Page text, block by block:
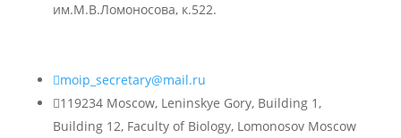
им.М.В.Ломоносова, к.522.
moip_secretary@mail.ru
119234 Moscow, Leninskye Gory, Building 1,
Building 12, Faculty of Biology, Lomonosov Moscow